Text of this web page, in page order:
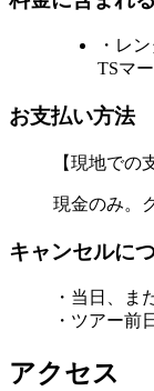
・レ
TSマ
お支払い方法
【現地での
現金のみ。
キャンセルに
・当日、ま
・ツアー前
アクセス